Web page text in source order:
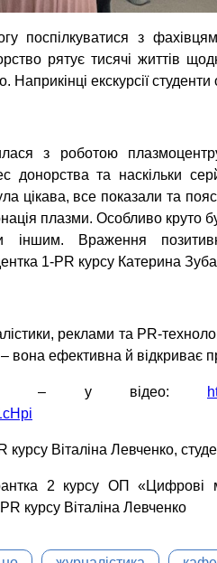
поспілкуватися з
рятує тисячі життів
Наприкінці екскурсії
з роботою
донорства та наскільки
цікава, все показали та
плазми. Особливо круто
іншим. Враження
1-PR курсу Катерина
реклами та PR-
вона ефективна й відкриває
– у відео:
курсу Віталіна Левченко,
2 курсу ОП «Цифрові
курсу Віталіна Левченко